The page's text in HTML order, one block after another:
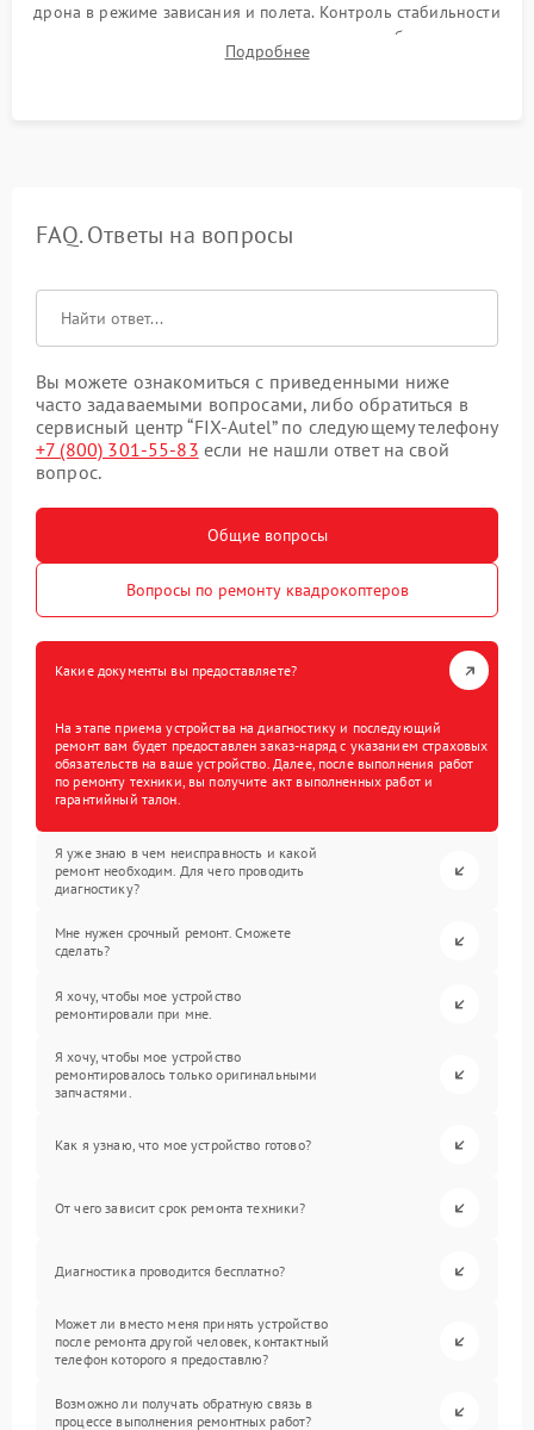
дрона в режиме зависания и полета. Контроль стабильности
удержания точки, качества передачи видео, работы системы
возврата домой (RTH) и дальности радиосвязи.
Подробнее
FAQ. Ответы на вопросы
Вы можете ознакомиться с приведенными ниже
часто задаваемыми вопросами, либо обратиться в
сервисный центр “FIX-Autel” по следующему телефону
+7 (800) 301-55-83 если не нашли ответ на свой
вопрос.
Общие вопросы
Вопросы по ремонту квадрокоптеров
Какие документы вы предоставляете?
На этапе приема устройства на диагностику и последующий
ремонт вам будет предоставлен заказ-наряд с указанием страховых
обязательств на ваше устройство. Далее, после выполнения работ
по ремонту техники, вы получите акт выполненных работ и
гарантийный талон.
Я уже знаю в чем неисправность и какой
ремонт необходим. Для чего проводить
диагностику?
Мне нужен срочный ремонт. Сможете
сделать?
Я хочу, чтобы мое устройство
ремонтировали при мне.
Я хочу, чтобы мое устройство
ремонтировалось только оригинальными
запчастями.
Как я узнаю, что мое устройство готово?
От чего зависит срок ремонта техники?
Диагностика проводится бесплатно?
Может ли вместо меня принять устройство
после ремонта другой человек, контактный
телефон которого я предоставлю?
Возможно ли получать обратную связь в
процессе выполнения ремонтных работ?